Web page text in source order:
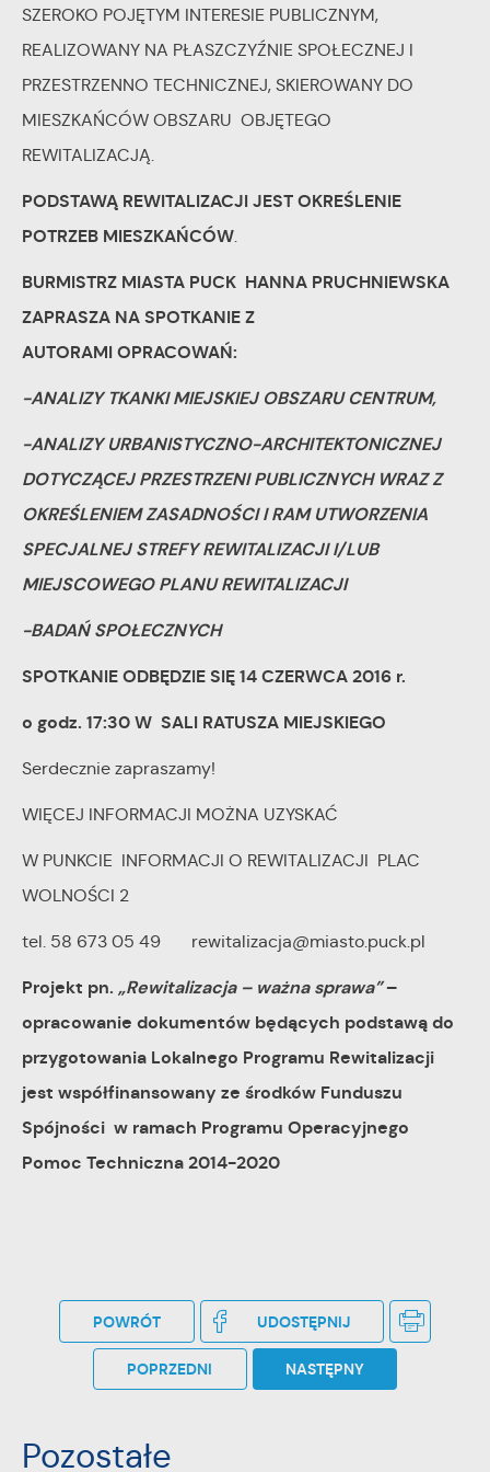
SZEROKO POJĘTYM INTERESIE PUBLICZNYM,
REALIZOWANY NA PŁASZCZYŹNIE SPOŁECZNEJ I
PRZESTRZENNO TECHNICZNEJ, SKIEROWANY DO
MIESZKAŃCÓW OBSZARU OBJĘTEGO
REWITALIZACJĄ.
PODSTAWĄ REWITALIZACJI JEST OKREŚLENIE
POTRZEB MIESZKAŃCÓW.
BURMISTRZ MIASTA PUCK HANNA PRUCHNIEWSKA
ZAPRASZA NA SPOTKANIE Z
AUTORAMIOPRACOWAŃ:
-ANALIZY TKANKI MIEJSKIEJ OBSZARU CENTRUM,
-ANALIZY URBANISTYCZNO-ARCHITEKTONICZNEJ
DOTYCZĄCEJ PRZESTRZENI PUBLICZNYCH WRAZ Z
OKREŚLENIEM ZASADNOŚCI I RAM UTWORZENIA
SPECJALNEJ STREFY REWITALIZACJI I/LUB
MIEJSCOWEGO PLANU REWITALIZACJI
-BADAŃ SPOŁECZNYCH
SPOTKANIE ODBĘDZIE SIĘ 14 CZERWCA 2016 r.
o godz. 17:30 W SALI RATUSZA MIEJSKIEGO
Serdecznie zapraszamy!
WIĘCEJ INFORMACJI MOŻNA UZYSKAĆ
W PUNKCIE INFORMACJI O REWITALIZACJI PLAC
WOLNOŚCI 2
tel. 58 673 05 49 rewitalizacja@miasto.puck.pl
Projekt pn. „Rewitalizacja – ważna sprawa”–
opracowanie dokumentów będących podstawą do
przygotowania Lokalnego Programu Rewitalizacji
jest współfinansowany ze środków Funduszu
Spójności w ramach Programu Operacyjnego
Pomoc Techniczna 2014-2020
POWRÓT UDOSTĘPNIJ
POPRZEDNI NASTĘPNY
Pozostałe